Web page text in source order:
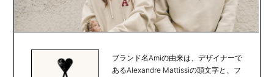
ブランド名Amiの由来は、デザイナーで
あるAlexandre Mattissiの頭文字と、フ